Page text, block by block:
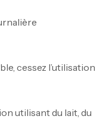
cessez l’utilisation
utilisant du lait, du
– 306 Gr –